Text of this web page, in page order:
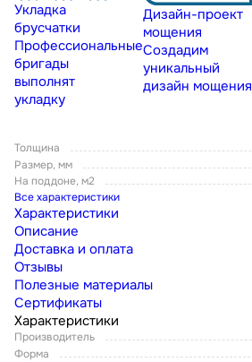
Укладка
брусчатки
Профессиональные
бригады
выполнят
укладку
Дизайн-проект
мощения
Создадим
уникальный
дизайн мощения
Толщина
Размер, мм
На поддоне, м2
Все характеристики
Характеристики
Описание
Доставка и оплата
Отзывы
Полезные материалы
Сертификаты
Характеристики
Производитель
Форма